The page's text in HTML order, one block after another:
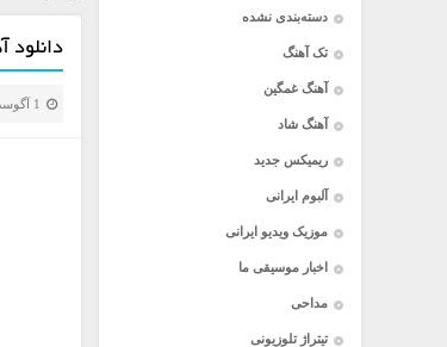
دسته‌بندی نشده
تک آهنگ
آهنگ غمگین
آهنگ شاد
ریمیکس جدید
آلبوم ایرانی
موزیک ویدیو ایرانی
اخبار موسیقی ما
مداحی
تیتراژ تلوزیونی
دانلود
1 آگوست 2024